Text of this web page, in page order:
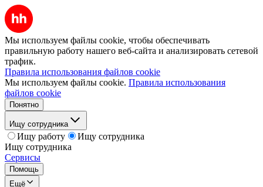
Мы используем файлы cookie, чтобы обеспечивать
правильную работу нашего веб-сайта и анализировать сетевой
трафик.
Правила использования файлов cookie
Мы используем файлы cookie. Правила использования
файлов cookie
Понятно
Ищу сотрудника
Ищу работу
Ищу сотрудника
Ищу сотрудника
Сервисы
Помощь
Ещё